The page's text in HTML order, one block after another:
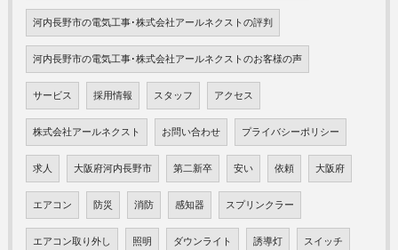
河内長野市の電気工事･株式会社アールネクストの評判
河内長野市の電気工事･株式会社アールネクストのお客様の声
サービス 採用情報 スタッフ アクセス
株式会社アールネクスト お問い合わせ プライバシーポリシー
求人 大阪府河内長野市 第二新卒 安い 依頼 大阪府
エアコン 防災 消防 感知器 スプリンクラー
エアコン取り外し 照明 ダウンライト 誘導灯 スイッチ